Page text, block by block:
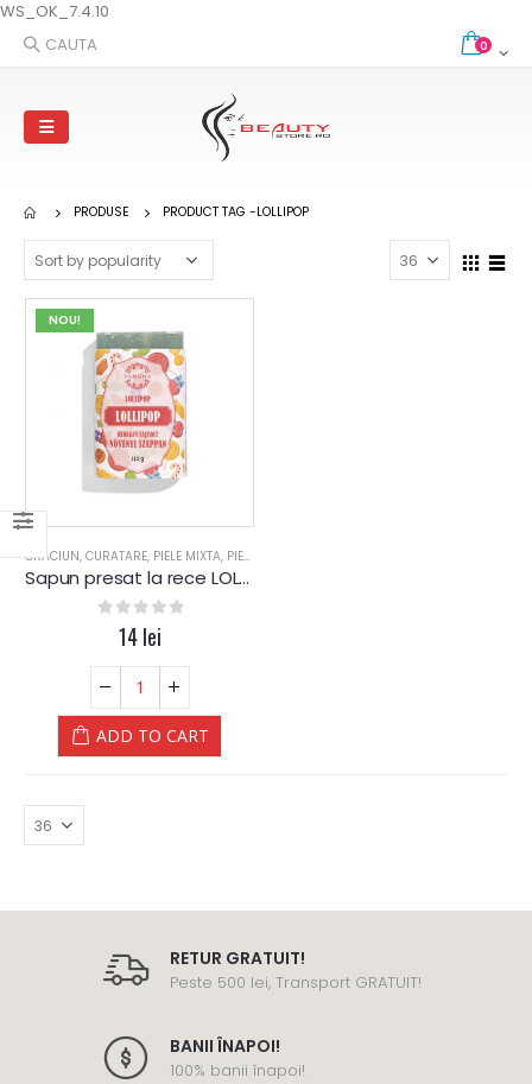
WS_OK_7.4.10
CAUTA
0
PRODUSE PRODUCT TAG -LOLLIPOP
NOU!
CRACIUN, CURATARE, PIELE MIXTA, PIELE SENSIBILA
Sapun presat la rece LOLLIPOP – albastru – Yamuna
out of 5
14lei
ADD TO CART
RETUR GRATUIT!
Peste 500 lei, Transport GRATUIT!
BANII ÎNAPOI!
100% banii înapoi!